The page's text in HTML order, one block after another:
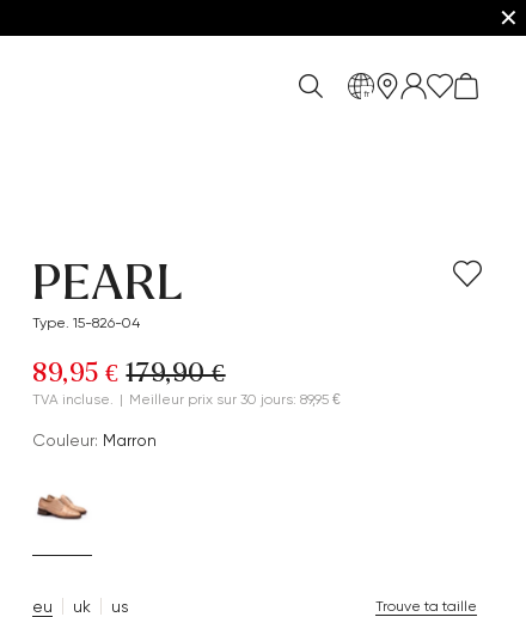
✕
fr
PEARL
Type. 15-826-04
89,95 € 179,90 €
TVA incluse. | Meilleur prix sur 30 jours: 89,95 €
Couleur: Marron
eu uk us Trouve ta taille